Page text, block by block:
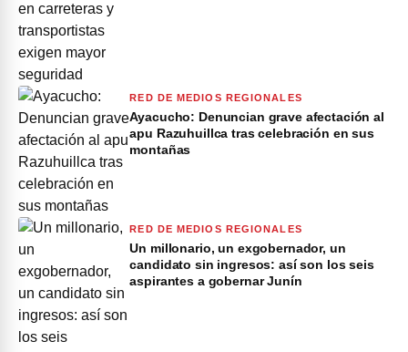
RED DE MEDIOS REGIONALES
Ayacucho: Denuncian grave afectación al
apu Razuhuillca tras celebración en sus
montañas
RED DE MEDIOS REGIONALES
Un millonario, un exgobernador, un
candidato sin ingresos: así son los seis
aspirantes a gobernar Junín